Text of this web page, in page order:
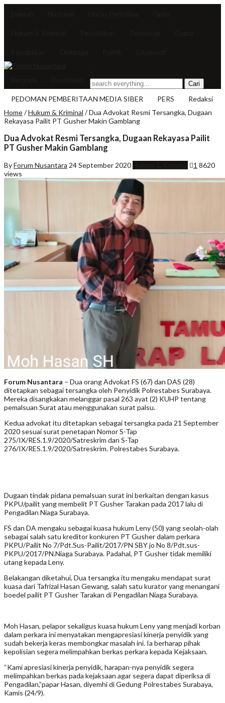
PEDOMAN PEMBERITAAN MEDIA SIBER PERS
Redaksi
Home/Hukum & Kriminal /Dua Advokat Resmi Tersangka, Dugaan
Rekayasa Pailit PT Gusher Makin Gamblang
Dua Advokat Resmi Tersangka, Dugaan Rekayasa Pailit
PT Gusher Makin Gamblang
ByForum Nusantara 24 September 2020 1 8620
views
Forum Nusantara – Dua orang Advokat FS (67) dan DAS (28)
ditetapkan sebagai tersangka oleh Penyidik Polrestabes Surabaya.
Mereka disangkakan melanggar pasal 263 ayat (2) KUHP tentang
pemalsuan Surat atau menggunakan surat palsu.
Kedua advokat itu ditetapkan sebagai tersangka pada 21 September
2020 sesuai surat penetapan Nomor S-Tap
275/IX/RES.1.9/2020/Satreskrim dan S-Tap
276/IX/RES.1.9/2020/Satreskrim. Polrestabes Surabaya.
Dugaan tindak pidana pemalsuan surat ini berkaitan dengan kasus
PKPU/pailit yang membelit PT Gusher Tarakan pada 2017 lalu di
Pengadilan Niaga Surabaya.
FS dan DA mengaku sebagai kuasa hukum Leny (50) yang seolah-olah
sebagai salah satu kreditor konkuren PT Gusher dalam perkara
PKPU/Pailit No 7/Pdt.Sus-Pailit/2017/PN SBY jo No 8/Pdt.sus-
PKPU/2017/PN.Niaga Surabaya. Padahal, PT Gusher tidak memiliki
utang kepada Leny.
Belakangan diketahui, Dua tersangka itu mengaku mendapat surat
kuasa dari Tafrizal Hasan Gewang, salah satu kurator yang menangani
boedel pailit PT Gusher Tarakan di Pengadilan Niaga Surabaya.
Moh Hasan, pelapor sekaligus kuasa hukum Leny yang menjadi korban
dalam perkara ini menyatakan mengapresiasi kinerja penyidik yang
sudah bekerja keras membongkar masalah ini. Ia berharap pihak
kepolisian segera melimpahkan berkas perkara kepada Kejaksaan.
“Kami apresiasi kinerja penyidik, harapan-nya penyidik segera
melimpahkan berkas pada kejaksaan agar segera dapat diperiksa di
Pengadilan,”papar Hasan, diyemhi di Gedung Polrestabes Surabaya,
Kamis (24/9).